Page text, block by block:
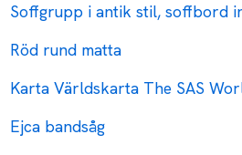
Soffgrupp i antik stil, soffbord
Röd rund matta
Karta Världskarta The SAS
Ejca bandsåg